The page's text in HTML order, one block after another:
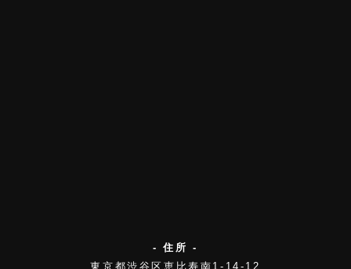
- 住所 -
東京都渋谷区恵比寿南1-14-12